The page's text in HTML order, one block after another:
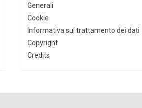
Generali
Cookie
Informativa sul trattamento dei dati
Copyright
Credits